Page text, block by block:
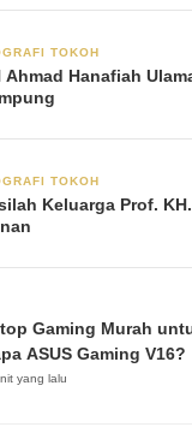
TOKOH
Ahmad Hanafiah
TOKOH
Keluarga Prof.
Gaming Murah
ASUS Gaming V16?
yang lalu